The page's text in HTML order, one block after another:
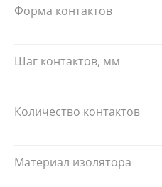
Форма контактов
Шаг контактов, мм
Количество контактов
Материал изолятора